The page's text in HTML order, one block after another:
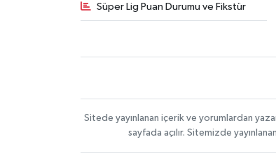
Süper Lig Puan Durumu ve Fikstür
Sitede yayınlanan içerik ve yorumlardan
sayfada açılır. Sitemizde